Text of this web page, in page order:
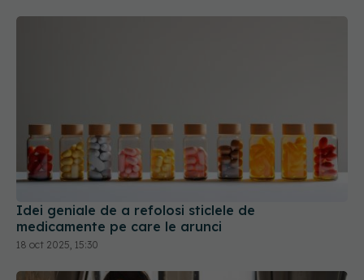
Idei geniale de a refolosi sticlele de
medicamente pe care le arunci
18 oct 2025, 15:30